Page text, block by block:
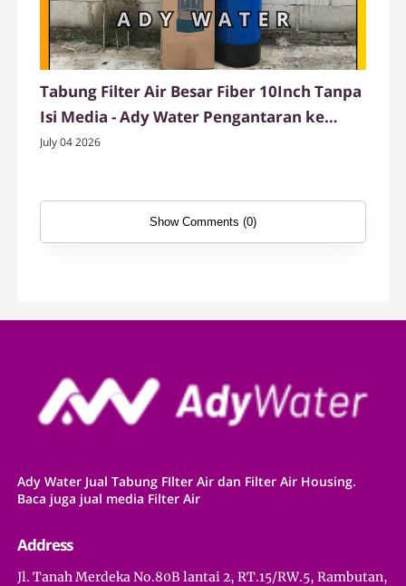
Tabung Filter Air Besar Fiber 10Inch Tanpa
Isi Media - Ady Water Pengantaran ke
Pandeglang
July 04 2026
Show Comments (0)
Ady Water Jual Tabung FIlter Air dan Filter Air Housing.
Baca juga jual media Filter Air
Address
Jl. Tanah Merdeka No.80B lantai 2, RT.15/RW.5, Rambutan,